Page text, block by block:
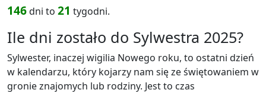
146dni to 21 tygodni.
Ile dni zostało do Sylwestra 2025?
Sylwester, inaczej wigilia Nowego roku, to ostatni dzień
w kalendarzu, który kojarzy nam się ze świętowaniem w
gronie znajomych lub rodziny. Jest to czas